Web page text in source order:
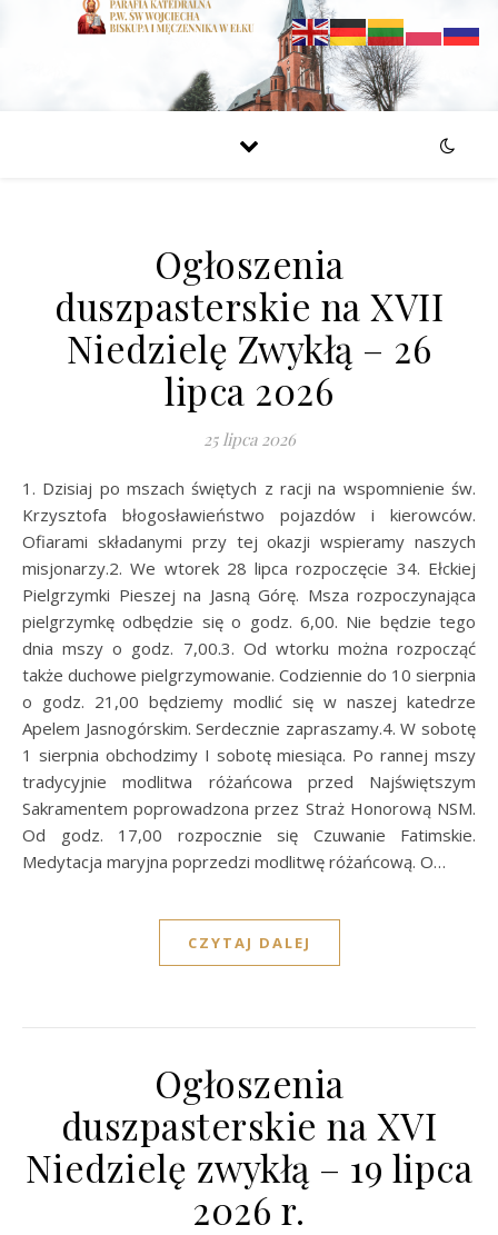
Ogłoszenia
duszpasterskie na XVII
Niedzielę Zwykłą – 26
lipca 2026
25 lipca 2026
1. Dzisiaj po mszach świętych z racji na wspomnienie św.
Krzysztofa błogosławieństwo pojazdów i kierowców.
Ofiarami składanymi przy tej okazji wspieramy naszych
misjonarzy.2. We wtorek 28 lipca rozpoczęcie 34. Ełckiej
Pielgrzymki Pieszej na Jasną Górę. Msza rozpoczynająca
pielgrzymkę odbędzie się o godz. 6,00. Nie będzie tego
dnia mszy o godz. 7,00.3. Od wtorku można rozpocząć
także duchowe pielgrzymowanie. Codziennie do 10 sierpnia
o godz. 21,00 będziemy modlić się w naszej katedrze
Apelem Jasnogórskim. Serdecznie zapraszamy.4. W sobotę
1 sierpnia obchodzimy I sobotę miesiąca. Po rannej mszy
tradycyjnie modlitwa różańcowa przed Najświętszym
Sakramentem poprowadzona przez Straż Honorową NSM.
Od godz. 17,00 rozpocznie się Czuwanie Fatimskie.
Medytacja maryjna poprzedzi modlitwę różańcową. O…
CZYTAJ DALEJ
Ogłoszenia
duszpasterskie na XVI
Niedzielę zwykłą – 19 lipca
2026 r.